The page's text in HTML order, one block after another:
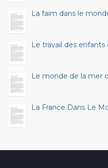
La faim dans le
Le travail des
Le monde de la mer
La France Dans Le